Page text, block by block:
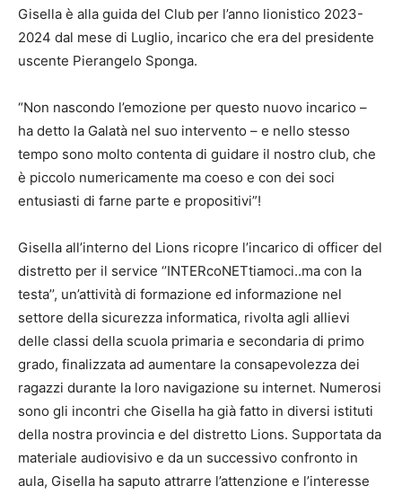
Gisella è alla guida del Club per l’anno lionistico 2023-
2024 dal mese di Luglio, incarico che era del presidente
uscente Pierangelo Sponga.
“Non nascondo l’emozione per questo nuovo incarico –
ha detto la Galatà nel suo intervento – e nello stesso
tempo sono molto contenta di guidare il nostro club, che
è piccolo numericamente ma coeso e con dei soci
entusiasti di farne parte e propositivi”!
Gisella all’interno del Lions ricopre l’incarico di officer del
distretto per il service ‘’INTERcoNETtiamoci..ma con la
testa’’, un’attività di formazione ed informazione nel
settore della sicurezza informatica, rivolta agli allievi
delle classi della scuola primaria e secondaria di primo
grado, finalizzata ad aumentare la consapevolezza dei
ragazzi durante la loro navigazione su internet. Numerosi
sono gli incontri che Gisella ha già fatto in diversi istituti
della nostra provincia e del distretto Lions. Supportata da
materiale audiovisivo e da un successivo confronto in
aula, Gisella ha saputo attrarre l’attenzione e l’interesse